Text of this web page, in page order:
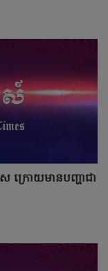
ក្រោយមានបញ្ហាជា